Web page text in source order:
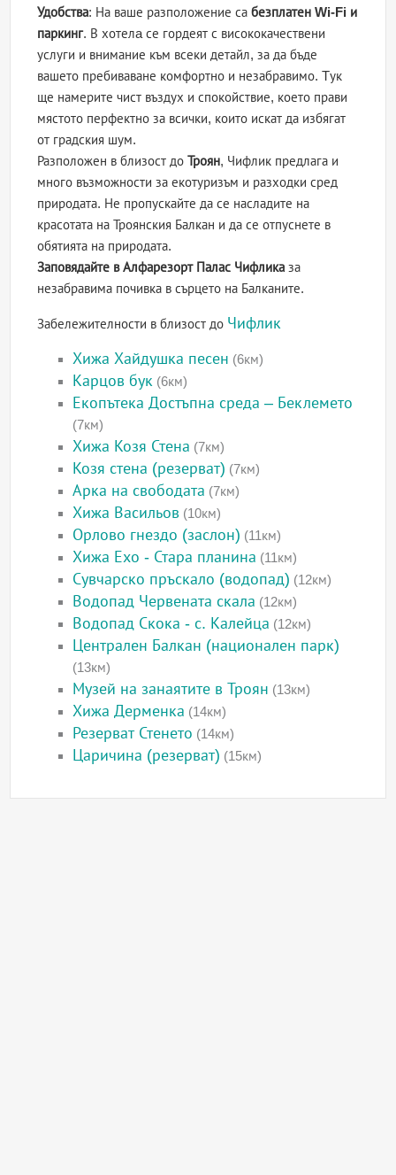
Удобства: На ваше разположение сабезплатен Wi-Fi и
паркинг. В хотелa се гордеят с висококачествени
услуги и внимание към всеки детайл, за да бъде
вашето пребиваване комфортно и незабравимо. Tук
ще намерите чист въздух и спокойствие, което прави
мястото перфектно за всички, които искат да избягат
от градския шум.
Разположен в близост доТроян, Чифлик предлага и
много възможности за екотуризъм и разходки сред
природата. Не пропускайте да се насладите на
красотата на Троянския Балкан и да се отпуснете в
обятията на природата.
Заповядайте в Алфарезорт Палас Чифлика за
незабравима почивка в сърцето на Балканите.
Забележителности в близост до Чифлик
Хижа Хайдушка песен (6км)
Карцов бук (6км)
Екопътека Достъпна среда – Беклемето
(7км)
Хижа Козя Стена (7км)
Козя стена (резерват) (7км)
Арка на свободата (7км)
Хижа Васильов (10км)
Орлово гнездо (заслон) (11км)
Хижа Ехо - Стара планина (11км)
Сувчарско пръскало (водопад) (12км)
Водопад Червената скала (12км)
Водопад Скока - с. Калейца (12км)
Централен Балкан (национален парк)
(13км)
Музей на занаятите в Троян (13км)
Хижа Дерменка (14км)
Резерват Стенето (14км)
Царичина (резерват) (15км)